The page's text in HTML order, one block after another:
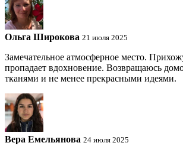
Ольга Широкова 21 июля 2025
Замечательное атмосферное место.
пропадает вдохновение. Возвращаюсь
тканями и не менее прекрасными идеями.
Вера Емельянова 24 июля 2025